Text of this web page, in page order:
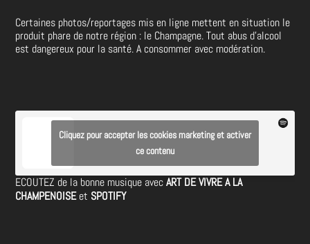
Certaines photos/reportages mis en ligne mettent en situation le
produit phare de notre région : le Champagne. Tout abus d’alcool
est dangereux pour la santé. A consommer avec modération.
Cliquez pour accepter les cookies marketing et activer
ce contenu
ECOUTEZ de la bonne musique avecART DE VIVRE A LA
CHAMPENOISEet SPOTIFY